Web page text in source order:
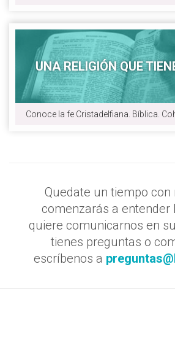
UNA RELIGIÓN QUE
Conoce la fe Cristadelfiana. Bíblica.
Quedate un tiempo con
comenzarás a entender
quiere comunicarnos en
tienes preguntas o
escríbenos a